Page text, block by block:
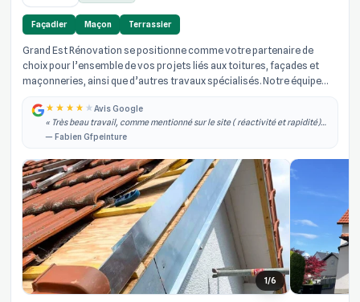
Façadier Maçon Terrassier
Grand Est Rénovation se positionne comme votre partenaire de
choix pour l’ensemble de vos projets liés aux toitures, façades et
maçonneries, ainsi que d’autres travaux spécialisés. Notre équipe
Avis Google
« Très beau travail, comme mentionné sur le site ( réactivité et rapidité)
effectivement je les ai contacté dans la semaine qui à suivi j'ai obtenu un
— Fabien Gfpeinture
1/6